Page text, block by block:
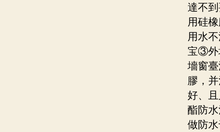
達不
用硅
用水
宝③外
墻窗
膠，
好、
酯防
做防